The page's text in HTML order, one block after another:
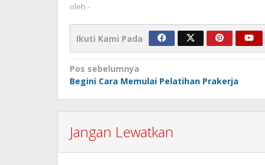
oleh -
Ikuti Kami Pada
Navigasi
pos
Pos sebelumnya
Begini Cara Memulai Pelatihan Prakerja
Jangan Lewatkan